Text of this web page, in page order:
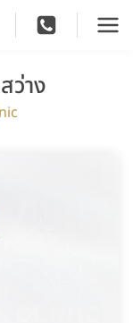
าง